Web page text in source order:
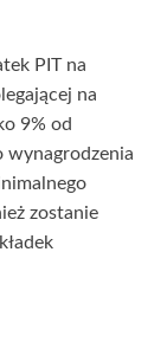
PIT na
na
9% od
wynagrodzenia
zostanie